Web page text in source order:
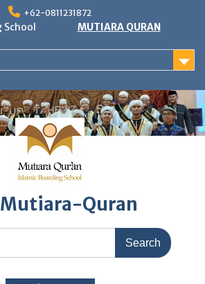
+62-0811231872
School MUTIARA QURAN
Quran